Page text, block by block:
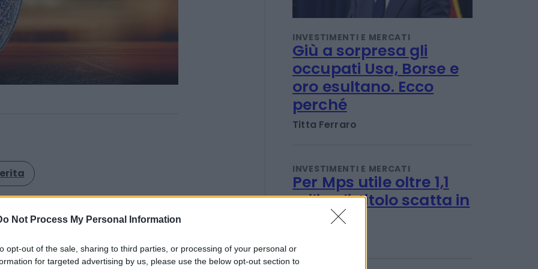
Not Process My Personal Information
opt-out of the sale, sharing to third parties, or processing of your personal or
for targeted advertising by us, please use the below opt-out section to
di Gemfields Group. La
ha infatti cedutoFabergé, il
lusso noto in tutto il mondo
decorate, per 50
INVESTIMENTI E MERCATI
Giù a sorpresa gli
occupati Usa, Borse e
oro esultano. Ecco
perché
Titta Ferraro
INVESTIMENTI E MERCATI
Per Mps utile oltre 1,1
miliardi, titolo scatta in
Borsa